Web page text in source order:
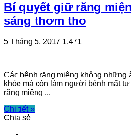
Bí quyết giữ răng
sáng thơm tho
5 Tháng 5, 2017 1,471
Các bệnh răng miệng không những
khỏe mà còn làm người bệnh mất
răng miệng ...
Chi tiết »
Chia sẻ